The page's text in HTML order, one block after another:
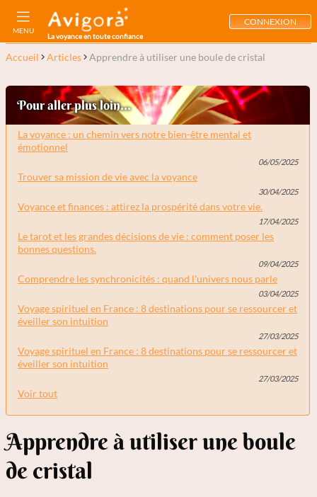
MENU
La voyance en toute confiance
CONNEXION
Accueil Articles Apprendre à utiliser une boule de cristal
Pour aller plus loin...
La voyance : un chemin vers notre bien-être mental et
émotionnel
06/05/2025
Trouver sa mission de vie avec la voyance
30/04/2025
Voyance et finances : attirez la prospérité dans votre vie.
17/04/2025
Le tarot et les grandes décisions de vie : comment poser les
bonnes questions.
09/04/2025
Comprendre les synchronicités : quand l'univers nous parle
03/04/2025
Voyage spirituel en France : 8 destinations pour se ressourcer et
éveiller son intuition
27/03/2025
Voyage spirituel en France : 8 destinations pour se ressourcer et
éveiller son intuition
27/03/2025
Voir tout
Apprendre à utiliser une boule
de cristal